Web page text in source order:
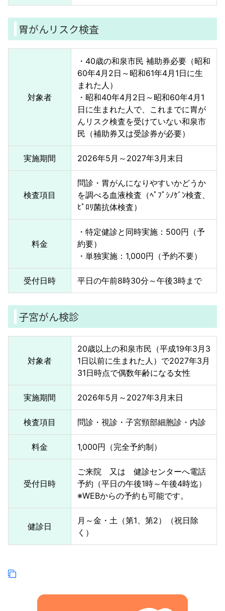
胃がんリスク検査
対象者
・40歳の和泉市民 補助券必要（昭和
60年4月2日～昭和61年4月1日に生
まれた人）
・昭和40年4月2日～昭和60年4月1
日に生まれた人で、これまでに胃が
んリスク検査を受けていない和泉市
民（補助券又は受診券が必要）
実施期間 2026年5月～2027年3月末日
検査項目
問診・胃がんになりやすいかどうか
を調べる血液検査（ﾍﾟﾌﾟｼﾉｹﾞﾝ検査、
ﾋﾟﾛﾘ菌抗体検査）
料金
・特定健診と同時実施：500円（予
約要）
・単独実施：1,000円（予約不要）
受付日時 平日の午前8時30分～午後3時まで
子宮がん検診
対象者
20歳以上の和泉市民（平成19年3月3
1日以前に生まれた人）で2027年3月
31日時点で偶数年齢になる女性
実施期間 2026年5月～2027年3月末日
検査項目 問診・視診・子宮頸部細胞診・内診
料金 1,000円（完全予約制）
受付日時
ご来院 又は 健診センターへ電話
予約（平日の午後1時～午後4時迄）
※WEBからの予約も可能です。
健診日
月～金・土（第1、第2）（祝日除
く）